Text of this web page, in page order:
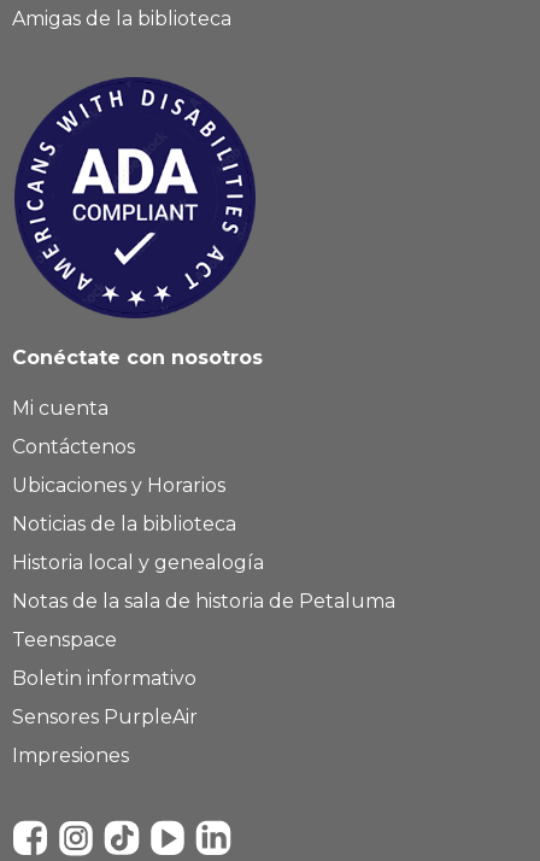
Amigas de la biblioteca
Conéctate con nosotros
Mi cuenta
Contáctenos
Ubicaciones y Horarios
Noticias de la biblioteca
Historia local y genealogía
Notas de la sala de historia de Petaluma
Teenspace
Boletin informativo
Sensores PurpleAir
Impresiones